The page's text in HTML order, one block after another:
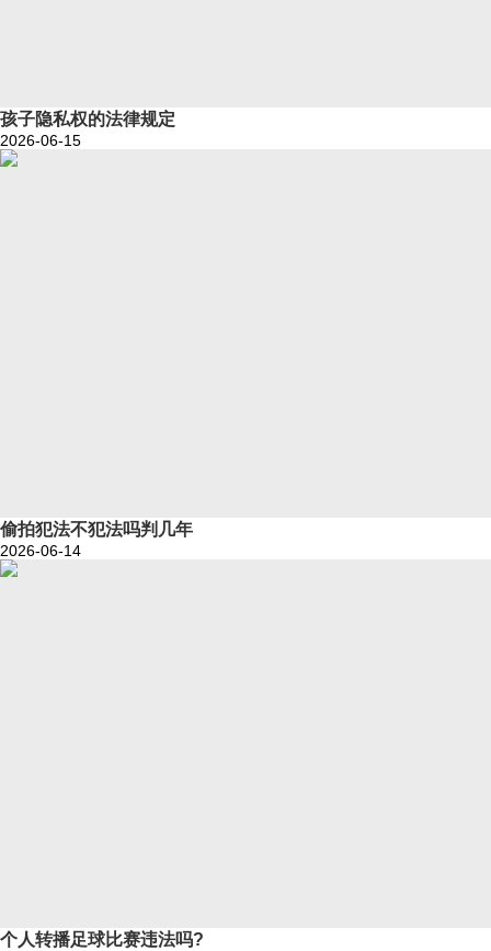
孩子隐私权的法律规定
2026-06-15
偷拍犯法不犯法吗判几年
2026-06-14
个人转播足球比赛违法吗?